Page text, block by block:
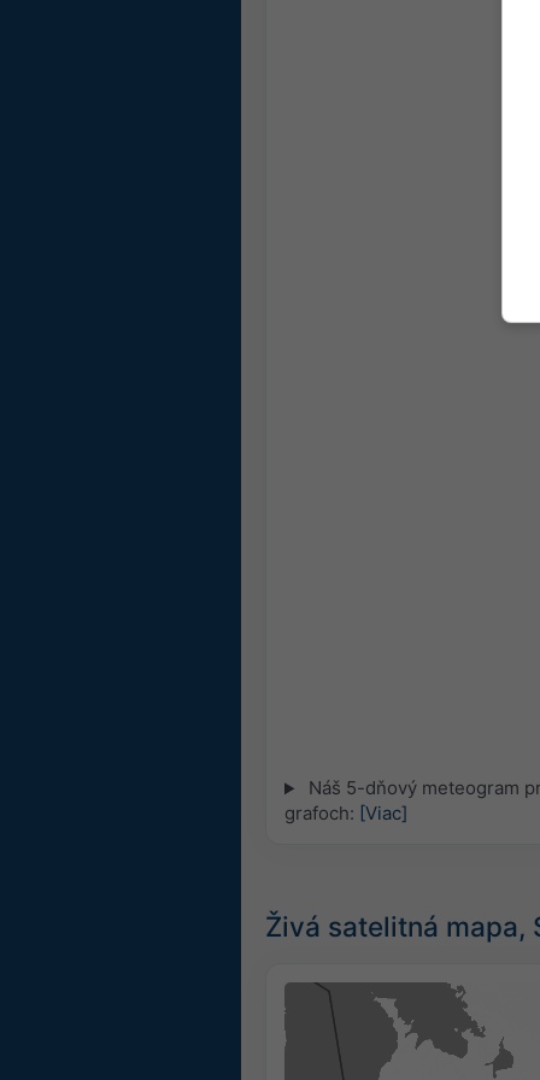
Náš 5-dňový meteogram
grafoch: [Viac]
Živá satelitná mapa,